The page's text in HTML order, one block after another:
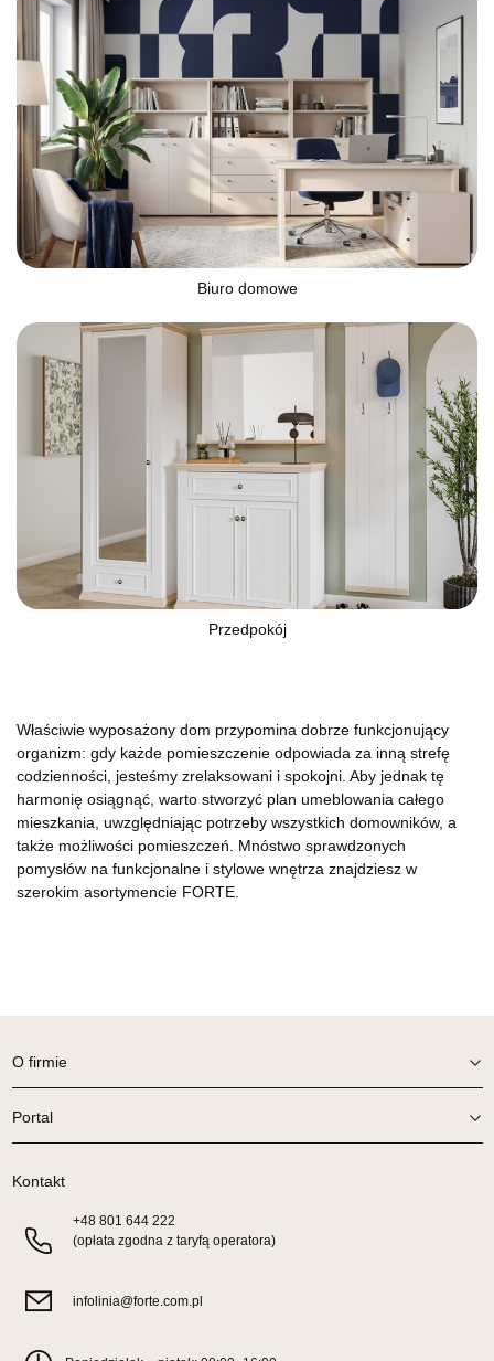
Biuro domowe
Przedpokój
Właściwie wyposażony dom przypomina dobrze funkcjonujący
organizm: gdy każde pomieszczenie odpowiada za inną strefę
codzienności, jesteśmy zrelaksowani i spokojni. Aby jednak tę
harmonię osiągnąć, warto stworzyć plan umeblowania całego
mieszkania, uwzględniając potrzeby wszystkich domowników, a
także możliwości pomieszczeń. Mnóstwo sprawdzonych
pomysłów na funkcjonalne i stylowe wnętrza znajdziesz w
szerokim asortymencie FORTE.
O firmie
Portal
Kontakt
+48 801 644 222
(opłata zgodna z taryfą operatora)
infolinia@forte.com.pl